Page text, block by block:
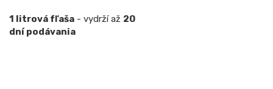
1 litrová fľaša - vydrží až 20
dní podávania